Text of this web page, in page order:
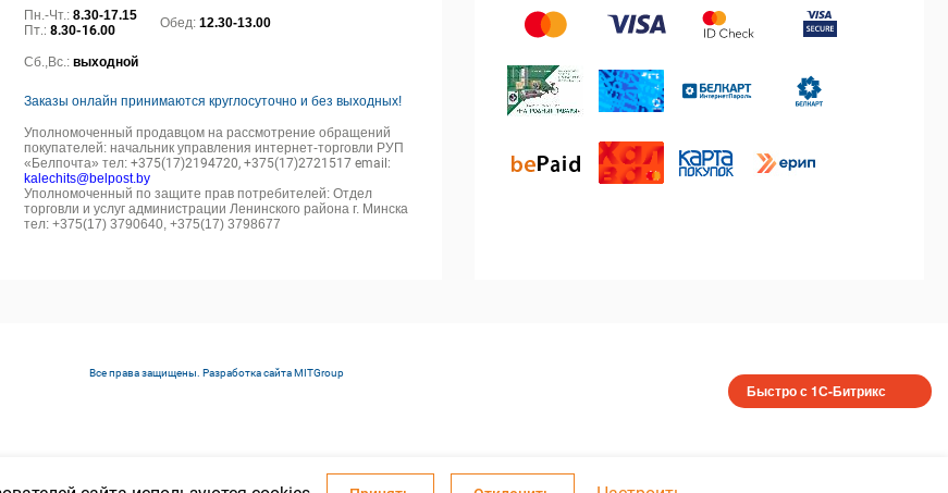
Пн.-Чт.:8.30-17.15
Пт.:8.30-16.00 Обед:12.30-13.00
Сб.,Вс.:выходной
Заказы онлайн принимаются круглосуточно и без выходных!
Уполномоченный продавцом на рассмотрение обращений
покупателей: начальник управления интернет-торговли РУП
«Белпочта» тел:+375(17)2194720, +375(17)2721517 email:
kalechits@belpost.by
Уполномоченный по защите прав потребителей: Отдел
торговли и услуг администрации Ленинского района г. Минска
тел: +375(17) 3790640, +375(17) 3798677
Все права защищены. Разработка сайтаMITGroup
Быстро с 1С-Битрикс